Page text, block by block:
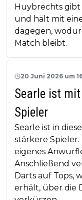
Huybrechts gibt
und hält mit
dagegen,
Match bleibt.
20 Juni 2026 um
Searle ist
Spieler
Searle ist in
stärkere
eigenes
Anschließend
Darts auf Tops,
erhält, über die